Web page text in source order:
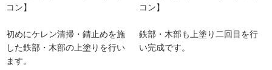
コン】
初めにケレン清掃・錆止めを施
した鉄部・木部の上塗りを行い
ます。
コン】
鉄部・木部も上塗り二回目を行
い完成です。